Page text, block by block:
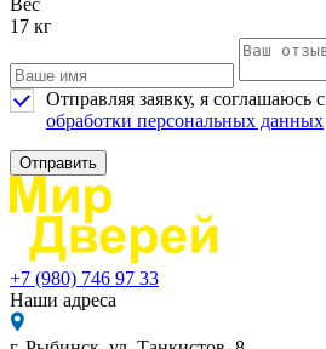
17 кг
Отправляя заявку, я соглашаюсь с
обработки персональных данных
Отправить
+7 (980) 746 97 33
Наши адреса